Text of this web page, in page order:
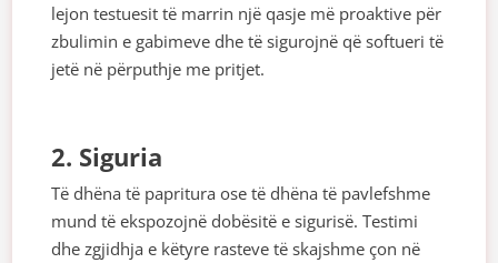
lejon testuesit të marrin një qasje më proaktive për
zbulimin e gabimeve dhe të sigurojnë që softueri të
jetë në përputhje me pritjet.
2. Siguria
Të dhëna të papritura ose të dhëna të pavlefshme
mund të ekspozojnë dobësitë e sigurisë. Testimi
dhe zgjidhja e këtyre rasteve të skajshme çon në